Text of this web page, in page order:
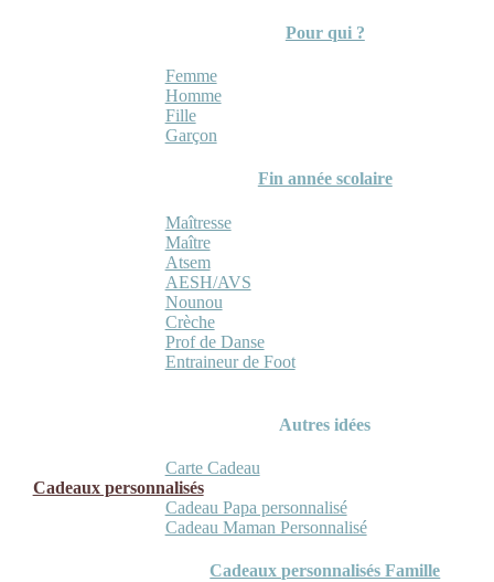
Pour qui ?
Femme
Homme
Fille
Garçon
Fin année scolaire
Maîtresse
Maître
Atsem
AESH/AVS
Nounou
Crèche
Prof de Danse
Entraineur de Foot
Autres idées
Carte Cadeau
Cadeaux personnalisés
Cadeau Papa personnalisé
Cadeau Maman Personnalisé
Cadeaux personnalisés Famille